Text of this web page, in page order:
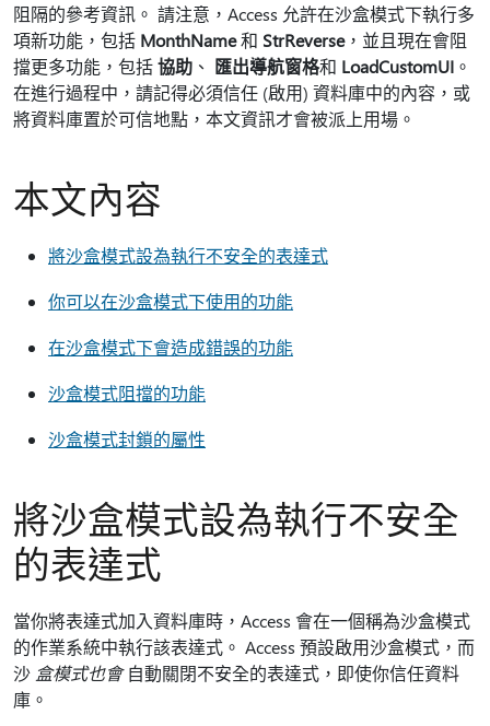
阻隔的參考資訊。 請注意，Access 允許在沙盒模式下執行多
項新功能，包括 MonthName和 StrReverse，並且現在會阻
擋更多功能，包括協助 、 匯出導航窗格和 LoadCustomUI 。
在進行過程中，請記得必須信任 (啟用) 資料庫中的內容，或
將資料庫置於可信地點，本文資訊才會被派上用場。
本文內容
將沙盒模式設為執行不安全的表達式
你可以在沙盒模式下使用的功能
在沙盒模式下會造成錯誤的功能
沙盒模式阻擋的功能
沙盒模式封鎖的屬性
將沙盒模式設為執行不安全
的表達式
當你將表達式加入資料庫時，Access 會在一個稱為沙盒模式
的作業系統中執行該表達式。 Access 預設啟用沙盒模式，而
沙 盒模式也會自動關閉不安全的表達式，即使你信任資料
庫。